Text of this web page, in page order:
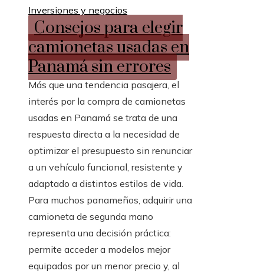
Inversiones y negocios
Consejos para elegir
camionetas usadas en
Panamá sin errores
Más que una tendencia pasajera, el
interés por la compra de camionetas
usadas en Panamá se trata de una
respuesta directa a la necesidad de
optimizar el presupuesto sin renunciar
a un vehículo funcional, resistente y
adaptado a distintos estilos de vida.
Para muchos panameños, adquirir una
camioneta de segunda mano
representa una decisión práctica:
permite acceder a modelos mejor
equipados por un menor precio y, al